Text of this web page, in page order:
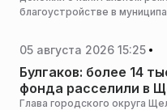
благоустройстве в
05 августа 2026 15:25
Булгаков: более 14
фонда расселили в
Глава городского округа